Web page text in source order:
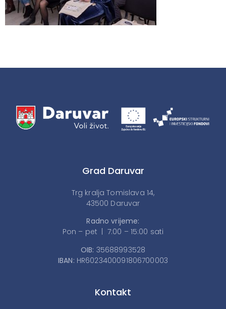
Grad Daruvar
Trg kralja Tomislava 14,
43500 Daruvar
Radno vrijeme:
Pon – pet | 7:00 – 15:00 sati
OIB: 35688993528
IBAN: HR6023400091806700003
Kontakt